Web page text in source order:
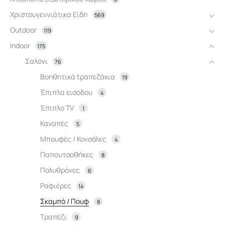
Χριστουγεννιάτικα Είδη 569
Outdoor 119
Indoor 175
Σαλόνι 76
Βοηθητικά tραπεζάκια 19
Έπιπλα εισόδου 4
Έπιπλο TV 1
Καναπές 5
Μπουφές / Κονσόλες 4
Παπουτσοθήκες 8
Πολυθρόνες 6
Ραφιέρες 14
Σκαμπό / Πουφ 8
Τραπέζι 9